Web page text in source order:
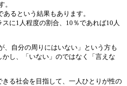
。
るという結果もあります。
に1人程度の割合、10％であれば10人
、自分の周りにはいない」という方も
し、「いない」のではなく「言えな
る社会を目指して、一人ひとりが性の